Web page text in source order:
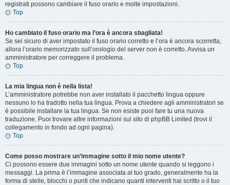
registrati possono cambiare il fuso orario e molte impostazioni.
Top
Ho cambiato il fuso orario ma l’ora è ancora sbagliata!
Se sei sicuro di aver impostato il fuso orario corretto e l’ora è ancora scorretta,
allora l’orario memorizzato sull’orologio del server non è corretto. Avvisa un
amministratore per correggere il problema.
Top
La mia lingua non è nella lista!
L’amministratore potrebbe non aver installato il pacchetto lingua oppure
nessuno lo ha tradotto nella tua lingua. Prova a chiedere agli amministratori se
è possibile installare la tua lingua. Se non esiste puoi fare tu una nuova
traduzione. Puoi trovare altre informazioni sul sito di phpBB Limited (trovi il
collegamento in fondo ad ogni pagina).
Top
Come posso mostrare un’immagine sotto il mio nome utente?
Ci possono essere due immagini sotto un nome utente quando si leggono i
messaggi. La prima è l’immagine associata al tuo grado, generalmente ha la
forma di stelle, blocchi o punti che indicano quanti interventi hai scritto o il tuo